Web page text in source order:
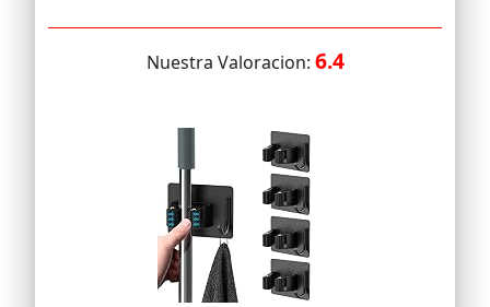
Nuestra Valoracion: 6.4